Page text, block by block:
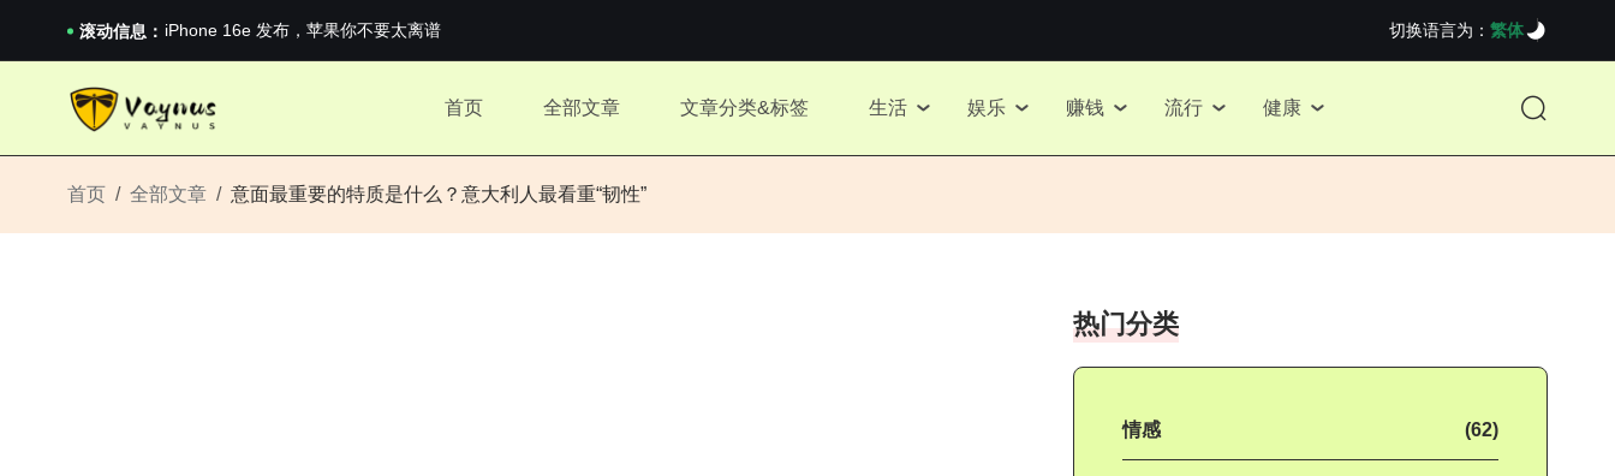
滚动信息： 2026澳网男单收官：全满贯对上全满亚，德约...
《巅峰守卫 Highguard》正式上线，官...
2026澳网男单收官：全满贯对上全满亚，德约...
切换语言为： 繁体
首页 全部文章 文章分类&标签 生活 娱乐 赚钱 流行 健康
首页 全部文章 意面最重要的特质是什么？意大利人最看重“韧性”
热门分类
情感 (62)